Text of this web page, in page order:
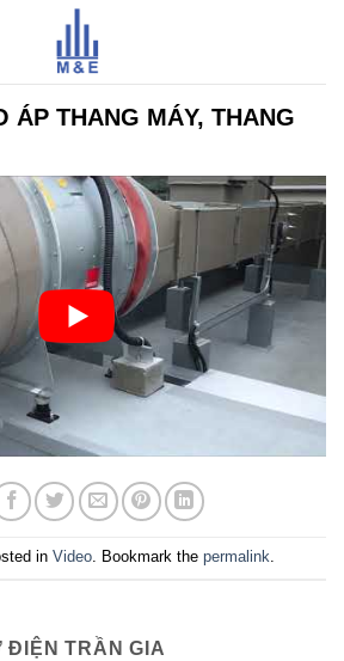
ÁP THANG MÁY, THANG
in Video. Bookmark the permalink.
ĐIỆN TRẦN GIA